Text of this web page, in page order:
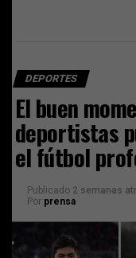
DEPORTES
El buen
deportistas
el fútbol
Publicado 2 semanas
Por prensa